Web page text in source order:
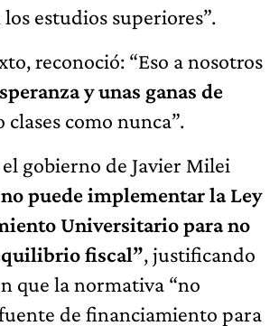
estudios superiores”.
reconoció: “Eso a nosotros
y unas ganas de
clases como nunca”.
gobierno de Javier Milei
no puede implementar la Ley
Universitario para no
fiscal”, justificando
que la normativa “no
de financiamiento para